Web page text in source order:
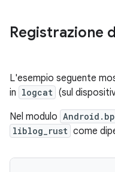
Registrazione
L'esempio seguente
in logcat (sul
Nel modulo Android.bp
liblog_rust come